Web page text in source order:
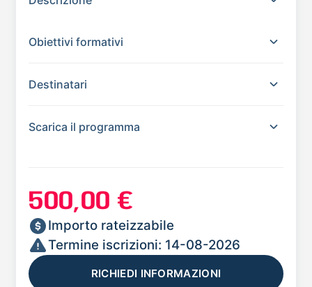
Obiettivi formativi
Destinatari
Scarica il programma
500,00 €
Importo rateizzabile
Termine iscrizioni: 14-08-2026
RICHIEDI INFORMAZIONI